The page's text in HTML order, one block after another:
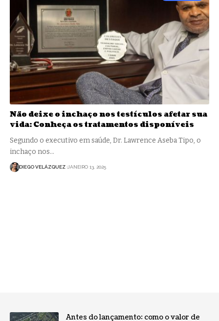
Não deixe o inchaço nos testículos afetar sua
vida: Conheça os tratamentos disponíveis
Segundo o executivo em saúde, Dr. Lawrence Aseba Tipo, o
inchaço nos…
DIEGO VELÁZQUEZ JANEIRO 13, 2025
Antes do lançamento: como o valor de